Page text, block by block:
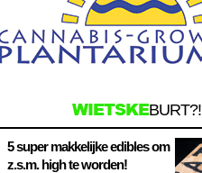
WIETSKEBURT?!
5 super makkelijke edibles om
z.s.m. high te worden!